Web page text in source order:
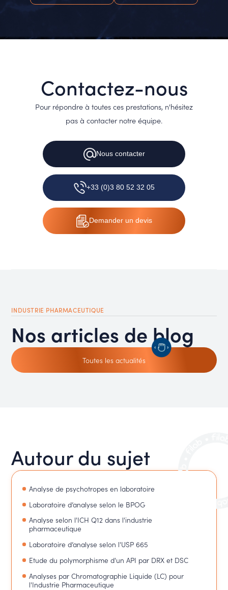
Contactez-nous
Pour répondre à toutes ces prestations, n'hésitez
pas à contacter notre équipe.
Nouscontacter
+33 (0)3 80 52 32 05
Demanderun devis
INDUSTRIE PHARMACEUTIQUE
Nos articles de blog
Toutes les actualités
Autour du sujet
Analyse de psychotropes en laboratoire
Laboratoire d’analyse selon le BPOG
Analyse selon l'ICH Q12 dans l'industrie
pharmaceutique
Laboratoire d’analyse selon l'USP 665
Etude du polymorphisme d'un API par DRX et DSC
Analyses par Chromatographie Liquide (LC) pour
l'Industrie Pharmaceutique